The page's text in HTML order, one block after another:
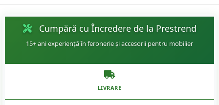
Cumpără cu Încredere de la Prestrend
15+ ani experiență în feronerie și accesorii pentru mobilier
LIVRARE